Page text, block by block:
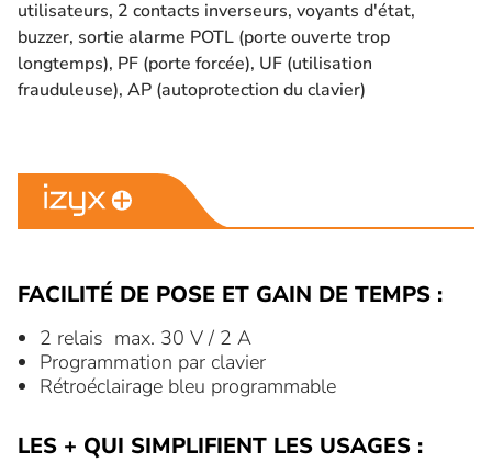
utilisateurs, 2 contacts inverseurs, voyants d'état,
buzzer, sortie alarme POTL (porte ouverte trop
longtemps), PF (porte forcée), UF (utilisation
frauduleuse), AP (autoprotection du clavier)
FACILITÉ DE POSE ET GAIN DE TEMPS :
2 relais max. 30 V / 2 A
Programmation par clavier
Rétroéclairage bleu programmable
LES + QUI SIMPLIFIENT LES USAGES :